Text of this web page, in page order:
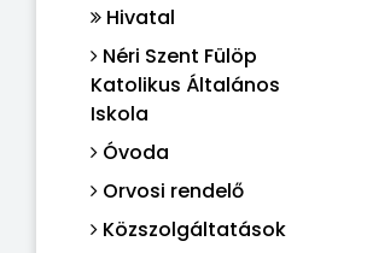
Hivatal
Néri Szent Fülöp
Katolikus Általános
Iskola
Óvoda
Orvosi rendelő
Közszolgáltatások